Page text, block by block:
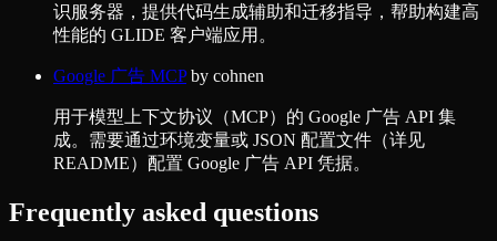
识服务器，提供代码生成辅助和迁移指导，帮助构建高
性能的 GLIDE 客户端应用。
Google 广告 MCPby cohnen
用于模型上下文协议（MCP）的 Google 广告 API 集
成。需要通过环境变量或 JSON 配置文件（详见
README）配置 Google 广告 API 凭据。
Frequently asked questions